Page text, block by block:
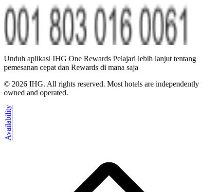
Unduh aplikasi IHG One Rewards Pelajari lebih lanjut tentang
pemesanan cepat dan Rewards di mana saja
© 2026 IHG. All rights reserved. Most hotels are independently
owned and operated.
Availability